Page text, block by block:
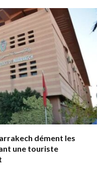
dément les
une touriste